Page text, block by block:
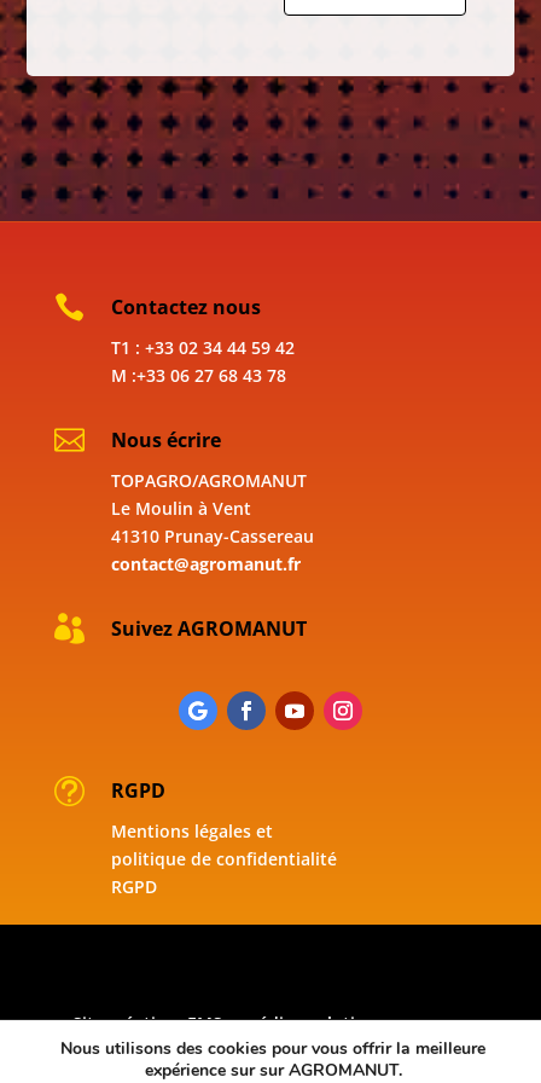
 Contactez nous
T1 : +33 02 34 44 59 42
M :+33 06 27 68 43 78
 Nous écrire
TOPAGRO/AGROMANUT
Le Moulin à Vent
41310 Prunay-Cassereau
contact@agromanut.fr
 Suivez AGROMANUT
t RGPD
Mentions légales et
politique de confidentialité
RGPD
Site création. EMS e-médias-solutions
www.emsconseil.com©TOPAGRO/AGROMANUT
Nous utilisons des cookies pour vous offrir la meilleure
expérience sur sur AGROMANUT.